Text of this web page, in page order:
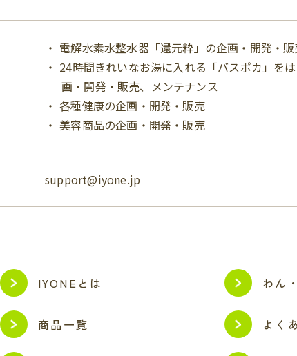
電解水素水整水器「還元粋」の企画・開発・
24時間きれいなお湯に入れる「バスポカ」を
画・開発・販売、メンテナンス
各種健康の企画・開発・販売
美容商品の企画・開発・販売
support@iyone.jp
IYONEとは
商品一覧
わん
よく